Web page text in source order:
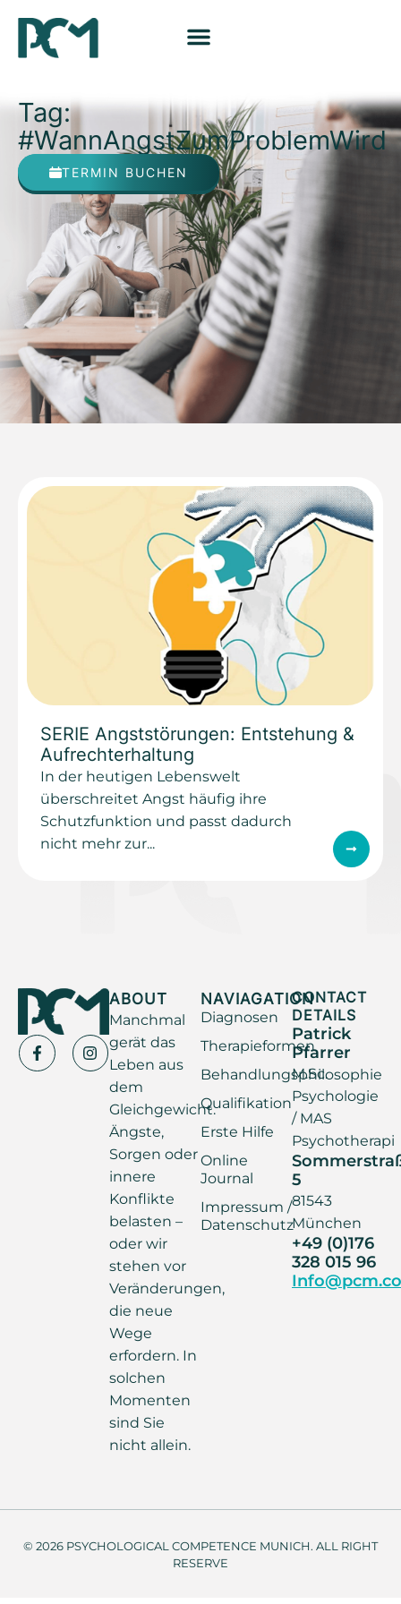
Tag:
#WannAngstZumProblemWird
TERMIN BUCHEN
SERIE Angststörungen: Entstehung &
Aufrechterhaltung
In der heutigen Lebenswelt
überschreitet Angst häufig ihre
Schutzfunktion und passt dadurch
nicht mehr zur...
ABOUT
Manchmal
gerät das
Leben aus
dem
Gleichgewicht.
Ängste,
Sorgen oder
innere
Konflikte
belasten –
oder wir
stehen vor
Veränderungen,
die neue
Wege
erfordern. In
solchen
Momenten
sind Sie
nicht allein.
NAVIAGATION
Diagnosen
Therapieformen
Behandlungsphilosophie
Qualifikation
Erste Hilfe
Online
Journal
Impressum /
Datenschutz
CONTACT
DETAILS
Patrick
Pfarrer
M.Sc.
Psychologie
/ MAS
Psychotherapi
5
81543
München
+49 (0)176
328 015 96
© 2026 PSYCHOLOGICAL COMPETENCE MUNICH. ALL RIGHT
RESERVE